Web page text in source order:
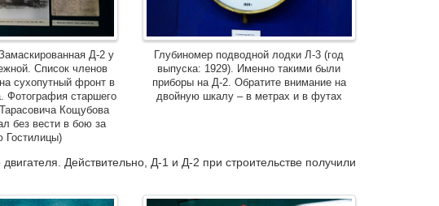
Д-2 у
Список членов
сухопутный фронт в
Фотография старшего
Кощубова
без вести в бою за
Гостилицы)
Глубиномер подводной лодки Л-3 (год
выпуска: 1929). Именно такими были
приборы на Д-2. Обратите внимание на
двойную шкалу – в метрах и в футах
Действительно, Д-1 и Д-2 при строительстве получили